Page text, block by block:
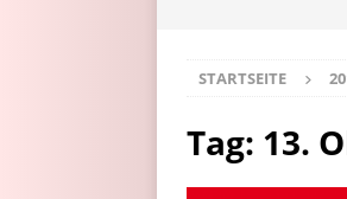
STARTSEITE
Tag: 13.